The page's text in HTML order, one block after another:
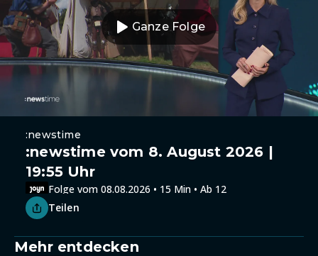
Ganze Folge
:newstime
:newstime vom 8. August 2026 |
19:55 Uhr
Folge vom 08.08.2026 • 15 Min • Ab 12
Teilen
Mehr entdecken